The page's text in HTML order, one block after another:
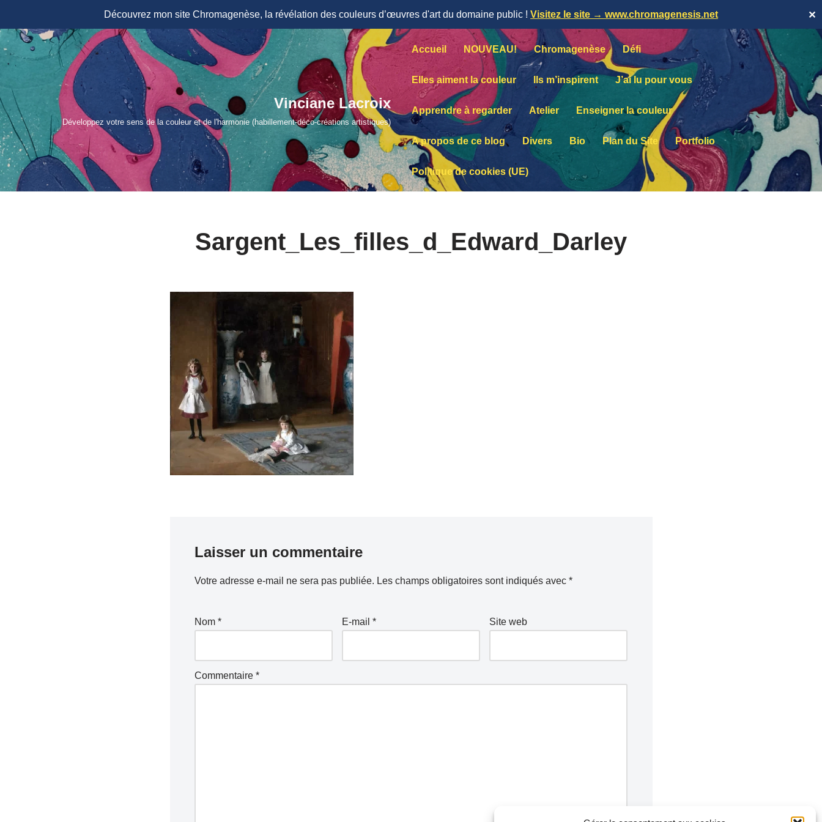
Découvrez mon site Chromagenèse, la révélation des couleurs d’œuvres d'art du domaine public ! Visitez le site → www.chromagenesis.net ✕
Aller
contenu
Vinciane Lacroix
Développez votre sens de la couleur et de l'harmonie (habillement-déco-créations artistiques)
Accueil NOUVEAU! Chromagenèse Défi
Elles aiment la couleur Ils m’inspirent J’ai lu pour vous
Apprendre à regarder Atelier Enseigner la couleur
A propos de ce blog Divers Bio Plan du Site Portfolio
Politique de cookies (UE)
Sargent_Les_filles_d_Edward_Darley
Laisser un commentaire
Votre adresse e-mail ne sera pas publiée. Les champs obligatoires sont indiqués avec *
Nom * E-mail * Site web
Commentaire *